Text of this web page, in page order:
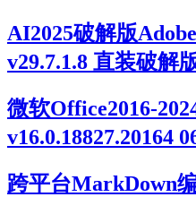
AI2025破解版
v29.7.1.8 直装破解
微软Office2016-
v16.0.18827.20164
跨平台MarkDown